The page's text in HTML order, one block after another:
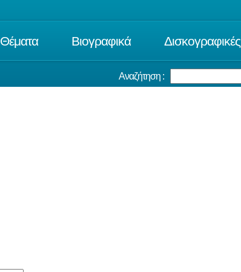
Θέματα Βιογραφικά Δισκογραφικές
Αναζήτηση :